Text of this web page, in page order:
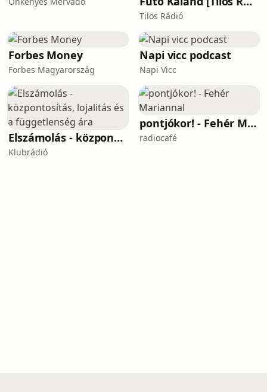
Tilos Rádió
Forbes Money
Forbes Magyarország
Napi vicc podcast
Napi Vicc
Elszámolás - központosítás, lojalitás és a függetlenség ára
Klubrádió
pontjókor! - Fehér Mariannal
radiocafé